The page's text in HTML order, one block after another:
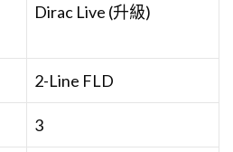
Dirac Live (升級)
2-Line FLD
3